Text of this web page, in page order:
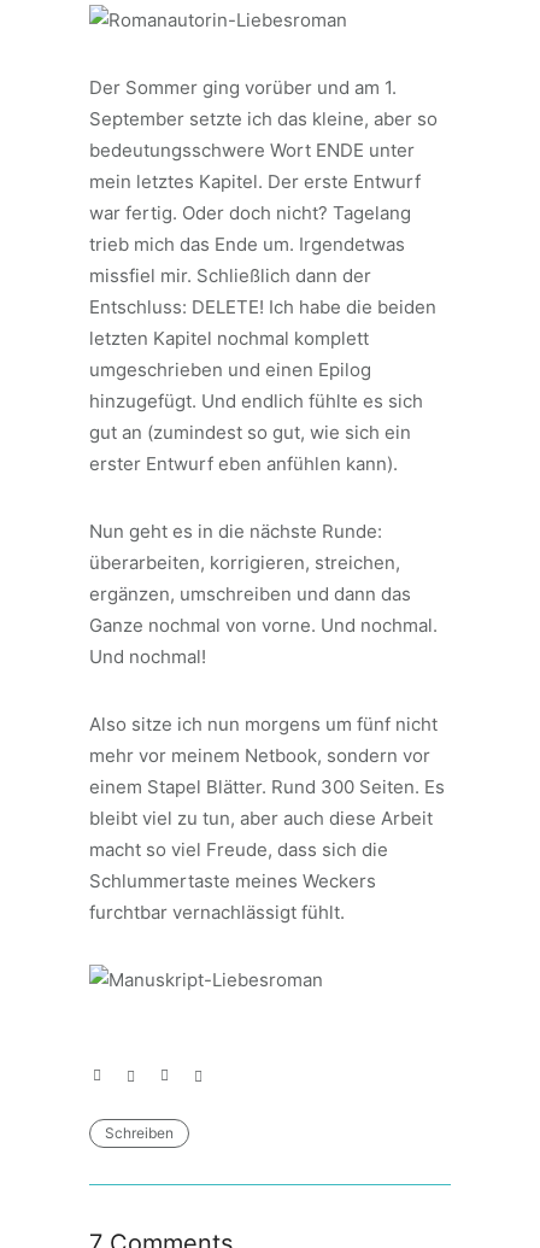
Der Sommer ging vorüber und am 1.
September setzte ich das kleine, aber so
bedeutungsschwere Wort ENDE unter
mein letztes Kapitel. Der erste Entwurf
war fertig. Oder doch nicht? Tagelang
trieb mich das Ende um. Irgendetwas
missfiel mir. Schließlich dann der
Entschluss: DELETE! Ich habe die beiden
letzten Kapitel nochmal komplett
umgeschrieben und einen Epilog
hinzugefügt. Und endlich fühlte es sich
gut an (zumindest so gut, wie sich ein
erster Entwurf eben anfühlen kann).
Nun geht es in die nächste Runde:
überarbeiten, korrigieren, streichen,
ergänzen, umschreiben und dann das
Ganze nochmal von vorne. Und nochmal.
Und nochmal!
Also sitze ich nun morgens um fünf nicht
mehr vor meinem Netbook, sondern vor
einem Stapel Blätter. Rund 300 Seiten. Es
bleibt viel zu tun, aber auch diese Arbeit
macht so viel Freude, dass sich die
Schlummertaste meines Weckers
furchtbar vernachlässigt fühlt.
Schreiben